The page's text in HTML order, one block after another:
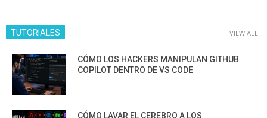
TUTORIALES VIEW ALL
CÓMO LOS HACKERS MANIPULAN GITHUB
COPILOT DENTRO DE VS CODE
CÓMO LAVAR EL CEREBRO A LOS